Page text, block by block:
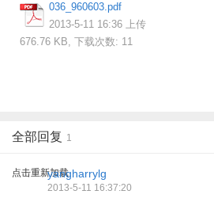
036_960603.pdf
2013-5-11 16:36 上传
676.76 KB, 下载次数: 11
全部回复 1
点击重新加载yangharrylg
2013-5-11 16:37:20